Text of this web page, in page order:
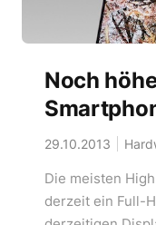
Noch
29.10.2013
Die meisten
derzeit ein Full-